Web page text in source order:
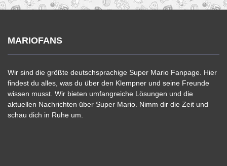
MARIOFANS
Wir sind die größte deutschsprachige Super Mario Fanpage. Hier
findest du alles, was du über den Klempner und seine Freunde
wissen musst. Wir bieten umfangreiche Lösungen und die
aktuellen Nachrichten über Super Mario. Nimm dir die Zeit und
schau dich in Ruhe um.